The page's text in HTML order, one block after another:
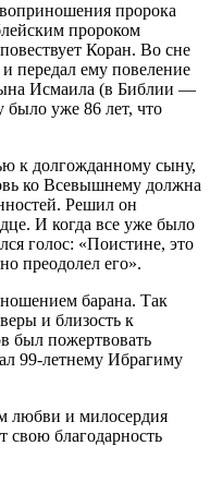
пророка
пророком
Коран. Во сне
передал ему повеление
Исмаила (в Библии —
было уже 86 лет, что
к долгожданному сыну,
ко Всевышнему должна
Решил он
И когда все уже было
голос: «Поистине, это
преодолел его».
барана. Так
и близость к
был пожертвовать
99-летнему Ибрагиму
любви и милосердия
благодарность